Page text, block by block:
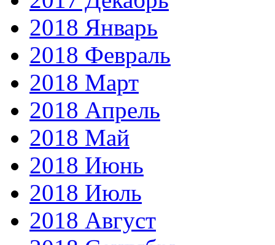
2018 Январь
2018 Февраль
2018 Март
2018 Апрель
2018 Май
2018 Июнь
2018 Июль
2018 Август